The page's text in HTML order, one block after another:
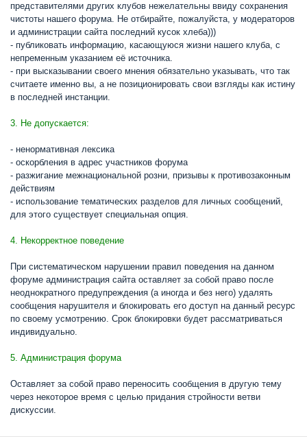
представителями других клубов нежелательны ввиду сохранения
чистоты нашего форума. Не отбирайте, пожалуйста, у модераторов
и администрации сайта последний кусок хлеба)))
- публиковать информацию, касающуюся жизни нашего клуба, с
непременным указанием её источника.
- при высказывании своего мнения обязательно указывать, что так
считаете именно вы, а не позиционировать свои взгляды как истину
в последней инстанции.
3. Не допускается:
- ненормативная лексика
- оскорбления в адрес участников форума
- разжигание межнациональной розни, призывы к противозаконным
действиям
- использование тематических разделов для личных сообщений,
для этого существует специальная опция.
4. Некорректное поведение
При систематическом нарушении правил поведения на данном
форуме администрация сайта оставляет за собой право после
неоднократного предупреждения (а иногда и без него) удалять
сообщения нарушителя и блокировать его доступ на данный ресурс
по своему усмотрению. Срок блокировки будет рассматриваться
индивидуально.
5. Администрация форума
Оставляет за собой право переносить сообщения в другую тему
через некоторое время с целью придания стройности ветви
дискуссии.